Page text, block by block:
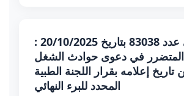
قرار تعقيبي عدد 83038 بتاريخ 20/10/2025 :
في دعوى حوادث الشغل
تاريخ إعلامه بقرار اللجنة الطبية
المحدد للبرء النهائي